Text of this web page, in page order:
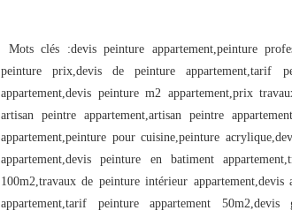
Mots clés :devis peinture appartement,peinture
peinture prix,devis de peinture appartement,tarif
appartement,devis peinture m2 appartement,prix
artisan peintre appartement,artisan peintre
appartement,peinture pour cuisine,peinture
appartement,devis peinture en batiment
100m2,travaux de peinture intérieur
appartement,tarif peinture appartement